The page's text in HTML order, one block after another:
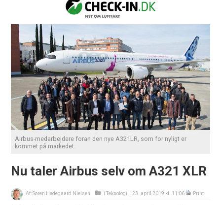
Airbus-medarbejdere foran den nye A321LR, som for nyligt er
kommet på markedet.
Nu taler Airbus selv om A321 XLR
Af:Søren Hedegaard Nielsen iTeknologi 23. april 2019 kl. 11:06 Print